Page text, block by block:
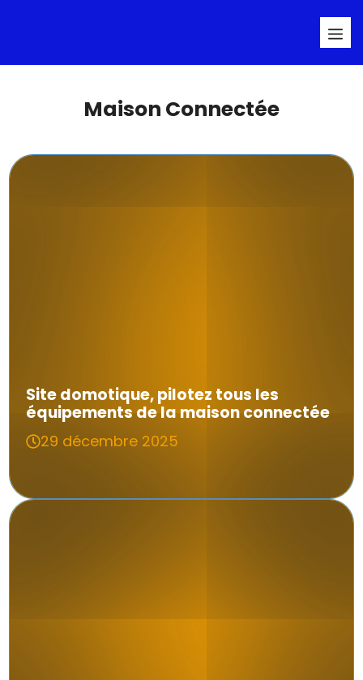
Maison Connectée
Site domotique, pilotez tous les
équipements de la maison connectée
29 décembre 2025